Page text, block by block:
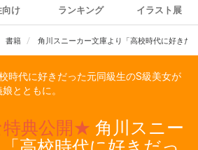
向け ランキング イラスト展
書籍 角川スニーカー文庫より「高校時代に好きだ
時代に好きだった元同級生のS級美女が
とともに。
典公開★ 角川スニー